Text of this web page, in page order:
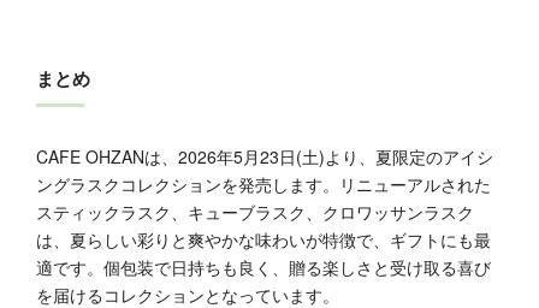
まとめ
CAFE OHZANは、2026年5月23日(土)より、夏限定のアイシ
ングラスクコレクションを発売します。リニューアルされた
スティックラスク、キューブラスク、クロワッサンラスク
は、夏らしい彩りと爽やかな味わいが特徴で、ギフトにも最
適です。個包装で日持ちも良く、贈る楽しさと受け取る喜び
を届けるコレクションとなっています。